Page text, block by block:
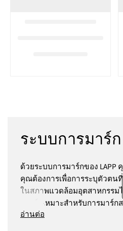
ระบบการมาร์ก
ด้วยระบบการมาร์กของ
คุณต้องการเพื่อการระบุตัวตน
ในสภาพแวดล้อมอุตสาหกรรม
รมาร์กเหมาะสำหรับการมาร์ก
ส่วนประกอบไฟฟ้าอื่นๆ ที่นี่คุณ
อ่านต่อ